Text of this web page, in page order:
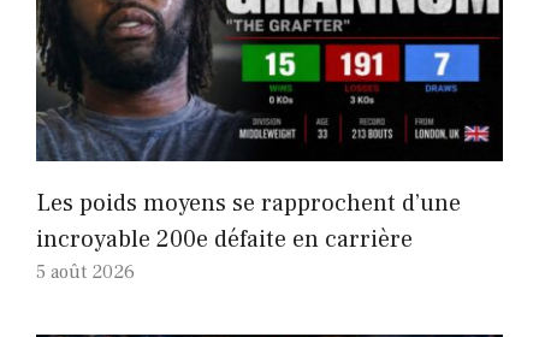
Les poids moyens se rapprochent d’une
incroyable 200e défaite en carrière
5 août 2026